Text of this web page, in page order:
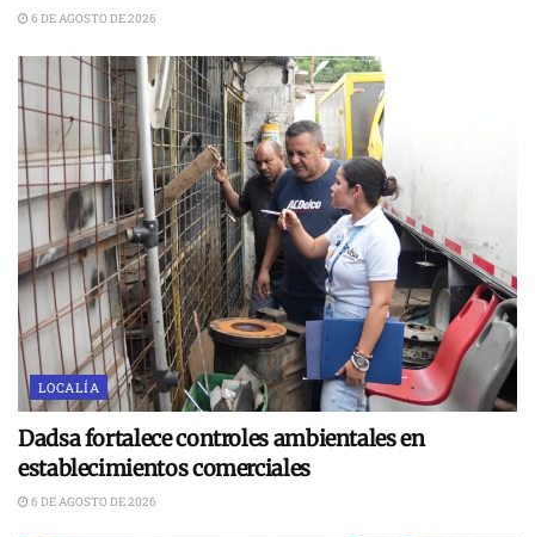
6 DE AGOSTO DE 2026
LOCALÍA
Dadsa fortalece controles ambientales en
establecimientos comerciales
6 DE AGOSTO DE 2026